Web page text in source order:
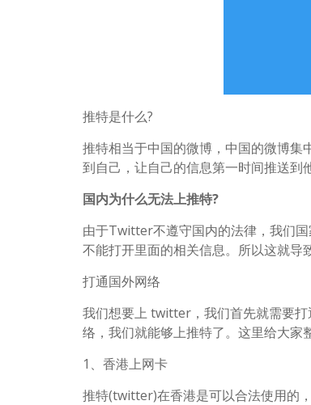
推特是什么?
推特相当于中国的微博，中国的微博集
到自己，让自己的信息第一时间推送到
国内为什么无法上推特?
由于Twitter不遵守国内的法律，我们
不能打开里面的相关信息。所以这就导
打通国外网络
我们想要上 twitter，我们首先就需要
络，我们就能够上推特了。这里给大家
1、香港上网卡
推特(twitter)在香港是可以合法使用的